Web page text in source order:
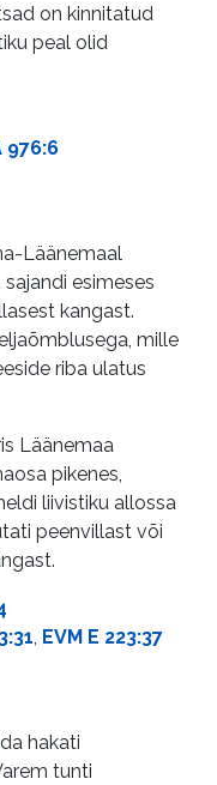
on kinnitatud
peal olid
976:6
Läänemaal
esimeses
kangast.
mille
riba ulatus
Läänemaa
pikenes,
liivistiku allossa
peenvillast või
, EVM E 223:37
hakati
tunti